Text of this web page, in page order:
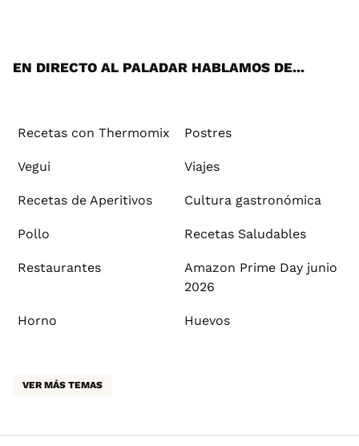
EN DIRECTO AL PALADAR HABLAMOS DE...
Recetas con Thermomix Postres
Vegui Viajes
Recetas de Aperitivos Cultura gastronómica
Pollo Recetas Saludables
Restaurantes
Amazon Prime Day junio
2026
Horno Huevos
VER MÁS TEMAS